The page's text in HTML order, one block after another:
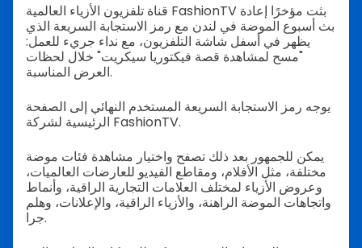
قناة تلفزيون الأزياء العالمية FashionTV بثت مؤخرًا إعادة
بث أسبوع الموضة في لندن مع رمز الاستجابة السريعة الذي
يظهر في أسفل شاشة التلفزيون، مع نداء جريء للعمل:
"مسح لمشاهدة قصة فيكتوريا سيكريت" خلال لحظات
العرض المناسبة.
يوجه رمز الاستجابة السريعة المستخدم النهائي إلى الصفحة
الرئيسية لشركة FashionTV.
يمكن للجمهور بعد ذلك تصفح واختيار مشاهدة فئات موضة
مختلفة، مثل الأفلام، ومقاطع الفيديو للعارضات العالميات،
وعروض الأزياء لمختلف العلامات التجارية الراقية، وأنماط
واتجاهات الموضة الراهنة، والأزياء الراقية، والإعلانات، وهلم
جرا.